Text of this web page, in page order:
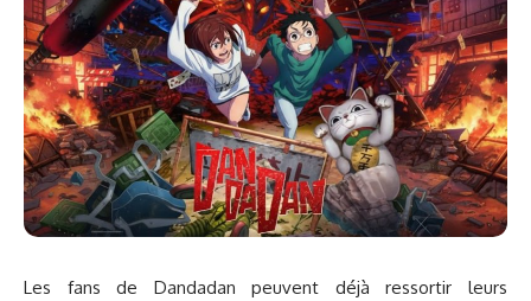
Les fans de Dandadan peuvent déjà ressortir leurs